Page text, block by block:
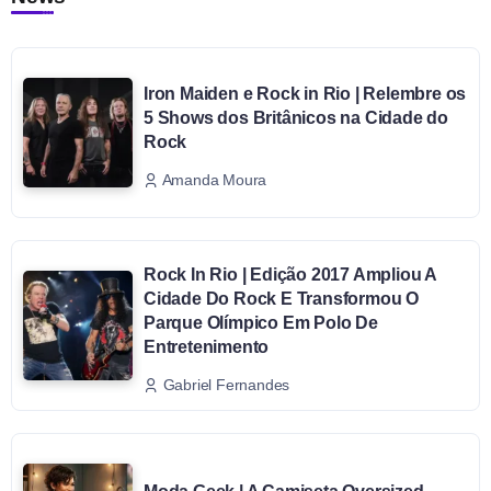
Iron Maiden e Rock in Rio | Relembre os
5 Shows dos Britânicos na Cidade do
Rock
Amanda Moura
Rock In Rio | Edição 2017 Ampliou A
Cidade Do Rock E Transformou O
Parque Olímpico Em Polo De
Entretenimento
Gabriel Fernandes